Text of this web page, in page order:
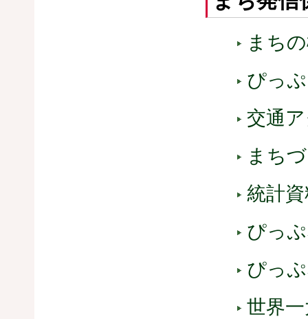
まち
ぴっ
交通
まち
統計
ぴっ
ぴっ
世界